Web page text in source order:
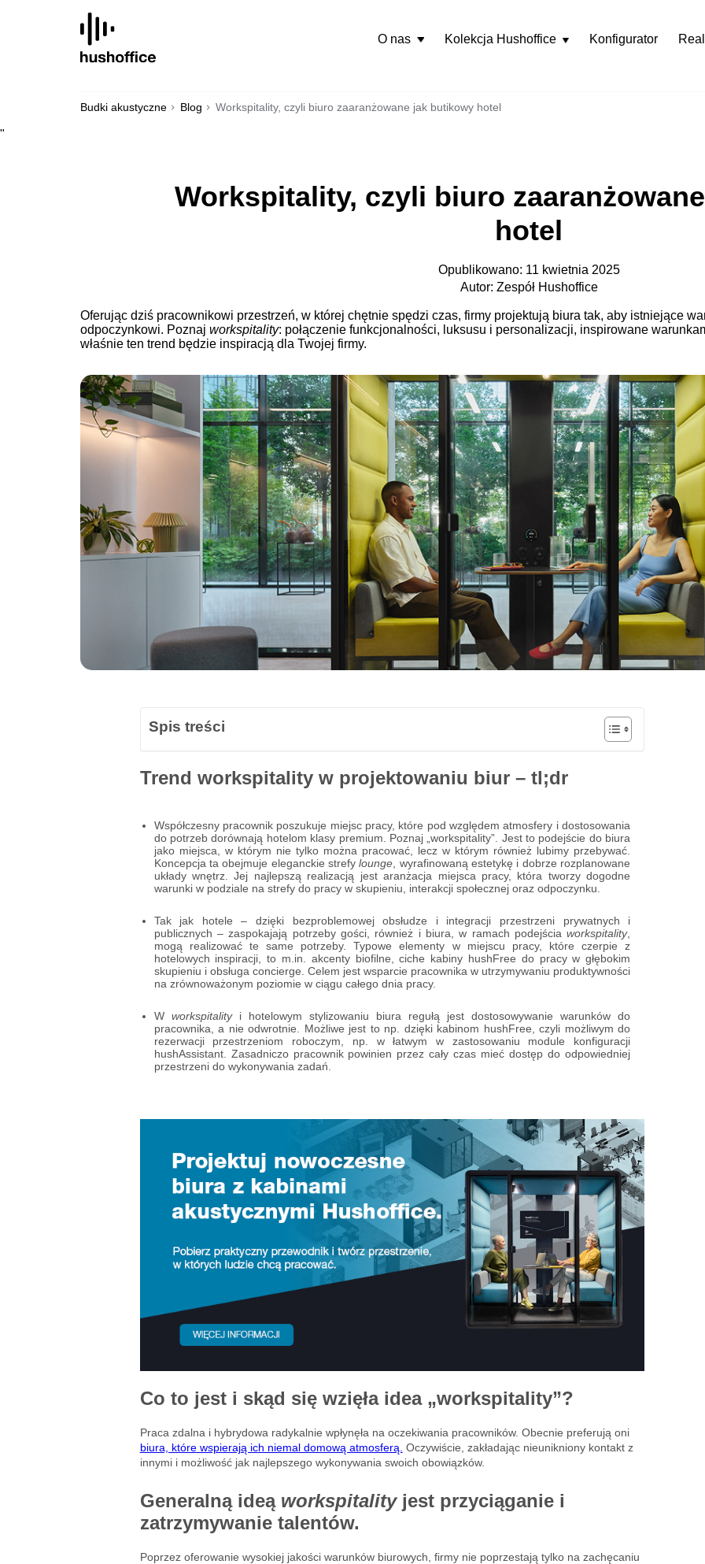
O nas Kolekcja HushofficeRozwiń
Konfigurator
Budki akustyczne Blog Workspitality, czyli biuro zaaranżowane jak butikowy hotel
"
Workspitality, czyli biuro
hotel
Opublikowano: 11 kwietnia 2025
Autor: Zespół Hushoffice
Oferując dziś pracownikowi przestrzeń, w której chętnie spędzi czas, firmy projektują biura tak, aby istniejące
odpoczynkowi. Poznaj workspitality: połączenie funkcjonalności, luksusu i personalizacji, inspirowane
właśnie ten trend będzie inspiracją dla Twojej firmy.
Spis treści
Trend workspitality w projektowaniu biur – tl;dr
Współczesny pracownik poszukuje miejsc pracy, które pod względem atmosfery i dostosowania
do potrzeb dorównają hotelom klasy premium. Poznaj „workspitality”. Jest to podejście do biura
jako miejsca, w którym nie tylko można pracować, lecz w którym również lubimy przebywać.
Koncepcja ta obejmuje eleganckie strefylounge , wyrafinowaną estetykę i dobrze rozplanowane
układy wnętrz. Jej najlepszą realizacją jest aranżacja miejsca pracy, która tworzy dogodne
warunki w podziale na strefy do pracy w skupieniu, interakcji społecznej oraz odpoczynku.
Tak jak hotele – dzięki bezproblemowej obsłudze i integracji przestrzeni prywatnych i
publicznych – zaspokajają potrzeby gości, również i biura, w ramach podejściaworkspitality,
mogą realizować te same potrzeby. Typowe elementy w miejscu pracy, które czerpie z
hotelowych inspiracji, to m.in. akcenty biofilne, ciche kabiny hushFree do pracy w głębokim
skupieniu i obsługa concierge. Celem jest wsparcie pracownika w utrzymywaniu produktywności
na zrównoważonym poziomie w ciągu całego dnia pracy.
W workspitalityi hotelowym stylizowaniu biura regułą jest dostosowywanie warunków do
pracownika, a nie odwrotnie. Możliwe jest to np. dzięki kabinom hushFree, czyli możliwym do
rezerwacji przestrzeniom roboczym, np. w łatwym w zastosowaniu module konfiguracji
hushAssistant. Zasadniczo pracownik powinien przez cały czas mieć dostęp do odpowiedniej
przestrzeni do wykonywania zadań.
Co to jest i skąd się wzięła idea „workspitality”?
Praca zdalna i hybrydowa radykalnie wpłynęła na oczekiwania pracowników. Obecnie preferują oni
biura, które wspierają ich niemal domową atmosferą. Oczywiście, zakładając nieunikniony kontakt z
innymi i możliwość jak najlepszego wykonywania swoich obowiązków.
Generalną ideą workspitalityjest przyciąganie i
zatrzymywanie talentów.
Poprzez oferowanie wysokiej jakości warunków biurowych, firmy nie poprzestają tylko na zachęcaniu